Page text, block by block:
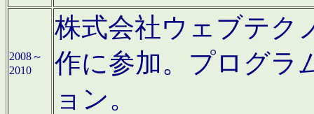
2008～
2010
株式会社ウェブテク
作に参加。プログラ
ョン。